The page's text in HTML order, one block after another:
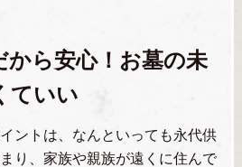
から安心！お墓の未
ていい
ントは、なんといっても永代供
り、家族や親族が遠くに住んで